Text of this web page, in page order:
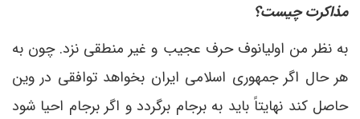
مذاکرت چیست؟
به نظر من اولیانوف حرف عجیب و غیر منطقی نزد. چون به
هر حال اگر جمهوری اسلامی ایران بخواهد توافقی در وین
حاصل کند نهایتاً باید به برجام برگردد و اگر برجام احیا شود